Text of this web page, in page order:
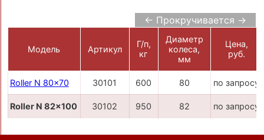
← Прокручивается →
Модель Артикул
Г/п,
кг
Диаметр
колеса,
мм
Цена,
руб.
Roller N 80x70 30101 600 80 по запросу
Roller N 82x100 30102 950 82 по запросу